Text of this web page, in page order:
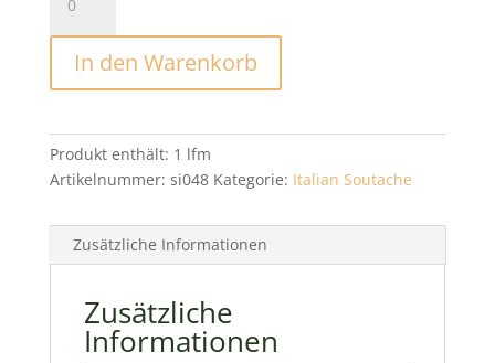
Soutache
Spruce
MengeIn den Warenkorb
Produkt enthält: 1 lfm
Artikelnummer: si048 Kategorie: Italian Soutache
Zusätzliche Informationen
Zusätzliche
Informationen